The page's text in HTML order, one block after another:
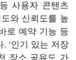
사용자 콘텐츠
와 신뢰도를 높
로 예약 기능 등
‘인기 있는 저장
장소 공유도 가